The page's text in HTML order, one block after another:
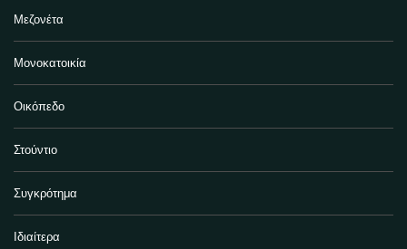
Μεζονέτα
Μονοκατοικία
Οικόπεδο
Στούντιο
Συγκρότημα
Ιδιαίτερα